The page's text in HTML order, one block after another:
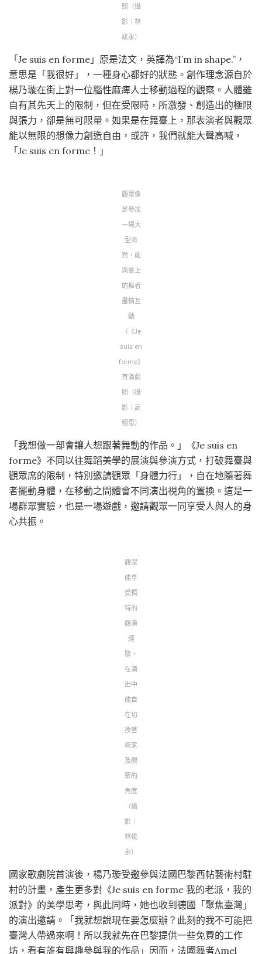
照（攝
影｜林
峻永）
「Je suis en forme」原是法文，英譯為“I’m in shape.”，
意思是「我很好」，一種身心都好的狀態。創作理念源自於
楊乃璇在街上對一位腦性麻痺人士移動過程的觀察。人體雖
自有其先天上的限制，但在受限時，所激發、創造出的極限
與張力，卻是無可限量。如果是在舞臺上，那表演者與觀眾
能以無限的想像力創造自由，或許，我們就能大聲高喊，
「Je suis en forme！」
觀眾像
是參加
一場大
型派
對，能
與臺上
的舞者
盡情互
動
（《Je
suis en
forme》
首演劇
照（攝
影｜高
翎恩）
「我想做一部會讓人想跟著舞動的作品。」《Je suis en
forme》不同以往舞蹈美學的展演與參演方式，打破舞臺與
觀眾席的限制，特別邀請觀眾「身體力行」，自在地隨著舞
者擺動身體，在移動之間體會不同演出視角的置換。這是一
場群眾實驗，也是一場遊戲，邀請觀眾一同享受人與人的身
心共振。
觀眾
能享
受獨
特的
觀演
經
驗，
在演
出中
能自
在切
換藝
術家
及觀
眾的
角度
（攝
影｜
林峻
永）
國家歌劇院首演後，楊乃璇受邀參與法國巴黎西帖藝術村駐
村的計畫，產生更多對《Je suis en forme 我的老派，我的
派對》的美學思考，與此同時，她也收到德國「聚焦臺灣」
的演出邀請。「我就想說現在要怎麼辦？此刻的我不可能把
臺灣人帶過來啊！所以我就先在巴黎提供一些免費的工作
坊，看有誰有興趣參與我的作品」因而，法國舞者Amel